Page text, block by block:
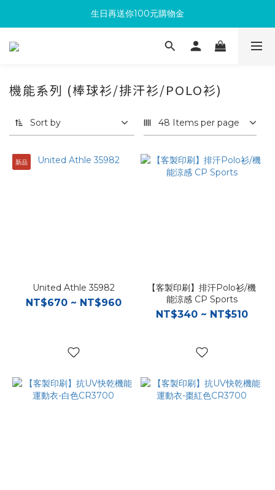
滿300回饋10%購物金
生日再送你100元購物金
加入成為新會員 馬上領取50元購物金
機能系列 (棒球衫/排汗衫/POLO衫)
Sort by 48 Items per page
新品
United Athle 35982
NT$670 ~ NT$960
【客製印刷】排汗Polo衫/機
能涼感 CP Sports
NT$340 ~ NT$510